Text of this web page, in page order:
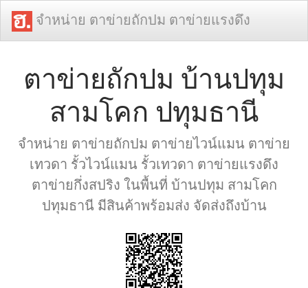
จำหน่าย ตาข่ายถักปม ตาข่ายแรงดึง
ตาข่ายถักปม บ้านปทุม
สามโคก ปทุมธานี
จำหน่าย ตาข่ายถักปม ตาข่ายไวน์แมน ตาข่าย
เทวดา รั้วไวน์แมน รั้วเทวดา ตาข่ายแรงดึง
ตาข่ายกึ่งสปริง ในพื้นที่ บ้านปทุม สามโคก
ปทุมธานี มีสินค้าพร้อมส่ง จัดส่งถึงบ้าน